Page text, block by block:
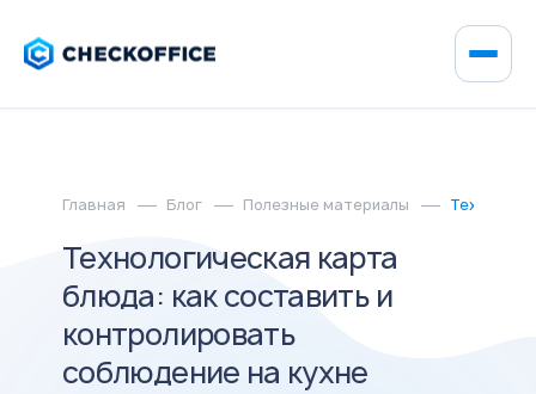
Главная Блог Полезные материалы
Технологическая карта
блюда: как составить и
контролировать
соблюдение на кухне